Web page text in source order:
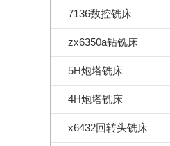
7136数控铣床
zx6350a钻铣床
5H炮塔铣床
4H炮塔铣床
x6432回转头铣床